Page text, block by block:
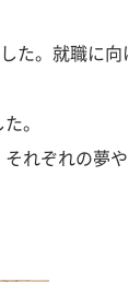
た。就職に
。
れぞれの夢